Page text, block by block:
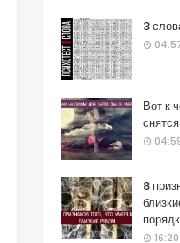
3
Вот к
8
16:20